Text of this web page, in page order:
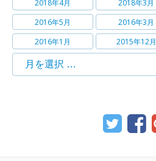
2018年4月
2018年3月
2016年5月
2016年3月
2016年1月
2015年12月